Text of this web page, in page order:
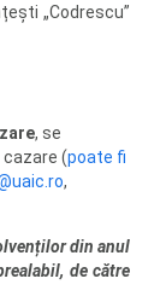
„Codrescu”
, se
(poate fi
,
din anul
de către